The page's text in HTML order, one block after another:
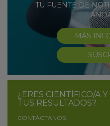
TU FUENTE DE
MÁS
¿ERES CIENTÍFICO/A
TUS RESULTADOS?
CONTÁCTANOS